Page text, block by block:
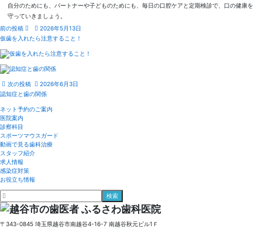
自分のためにも、パートナーや子どものためにも、毎日の口腔ケアと定期検診で、口の健康を
守っていきましょう。
前の投稿
2026年5月13日
仮歯を入れたら注意すること！
次の投稿
2026年6月3日
認知症と歯の関係
ネット予約のご案内
医院案内
診察科目
スポーツマウスガード
動画で見る歯科治療
スタッフ紹介
求人情報
感染症対策
お役立ち情報
〒343-0845 埼玉県越谷市南越谷4-16-7 南越谷秋元ビル1Ｆ